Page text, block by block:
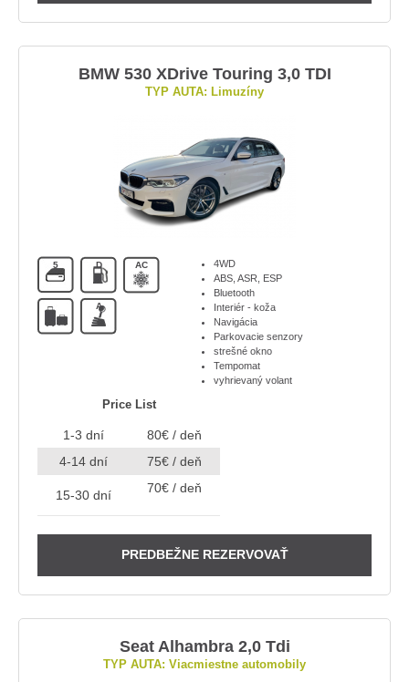
BMW 530 XDrive Touring 3,0 TDI
TYP AUTA: Limuzíny
5 D AC
A
4WD
ABS, ASR, ESP
Bluetooth
Interiér - koža
Navigácia
Parkovacie senzory
strešné okno
Tempomat
vyhrievaný volant
Price List
1-3 dní
80€ / deň
4-14 dní
75€ / deň
15-30 dní 70€ / deň
PREDBEŽNE REZERVOVAŤ
Seat Alhambra 2,0 Tdi
TYP AUTA: Viacmiestne automobily